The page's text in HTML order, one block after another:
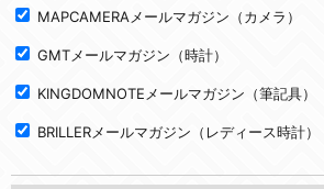
MAPCAMERAメールマガジン（カメラ）
GMTメールマガジン（時計）
KINGDOMNOTEメールマガジン（筆記具）
BRILLERメールマガジン（レディース時計）